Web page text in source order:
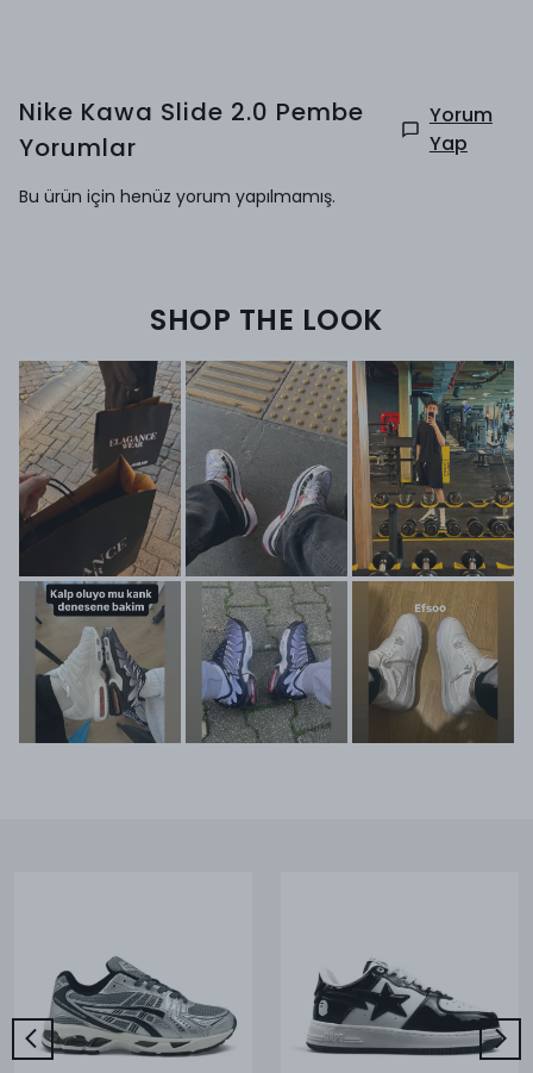
Nike Kawa Slide 2.0 Pembe
Yorumlar
Yorum
Yap
Bu ürün için henüz yorum yapılmamış.
SHOP THE LOOK